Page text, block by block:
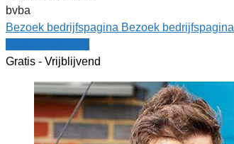
bvba
Bezoek bedrijfspagina Bezoek bedrijfspagina
Gratis - Vrijblijvend